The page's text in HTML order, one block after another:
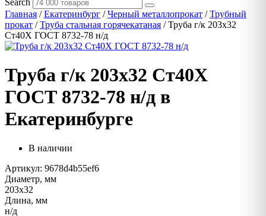
Search
Главная /Екатеринбург /Черный металлопрокат /Трубный
прокат /Труба стальная горячекатаная / Труба г/к 203х32
Ст40Х ГОСТ 8732-78 н/д
Труба г/к 203х32 Ст40Х
ГОСТ 8732-78 н/д в
Екатеринбурге
В наличии
Артикул: 9678d4b55ef6
Диаметр, мм
203х32
Длина, мм
н/д